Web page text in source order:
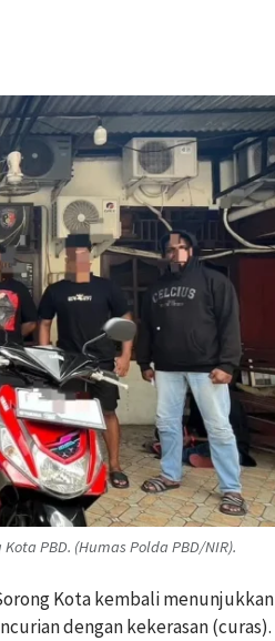
PBD. (Humas Polda PBD/NIR).
Kota kembali menunjukkan
dengan kekerasan (curas).